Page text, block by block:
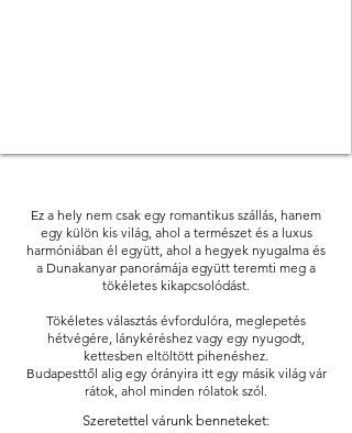
Ez a hely nem csak egy romantikus szállás, hanem
egy külön kis világ, ahol a természet és a luxus
harmóniában él együtt, ahol a hegyek nyugalma és
a Dunakanyar panorámája együtt teremti meg a
tökéletes kikapcsolódást.
Tökéletes választás évfordulóra, meglepetés
hétvégére, lánykéréshez vagy egy nyugodt,
kettesben eltöltött pihenéshez.
Budapesttől alig egy órányira itt egy másik világ vár
rátok, ahol minden rólatok szól.
Szeretettel várunk benneteket: